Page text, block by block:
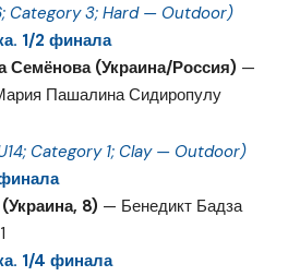
Category 3; Hard — Outdoor)
1/2 финала
Семёнова (Украина/Россия) —
Пашалина Сидиропулу
Category 1; Clay — Outdoor)
8) — Бенедикт Бадза
1/4 финала